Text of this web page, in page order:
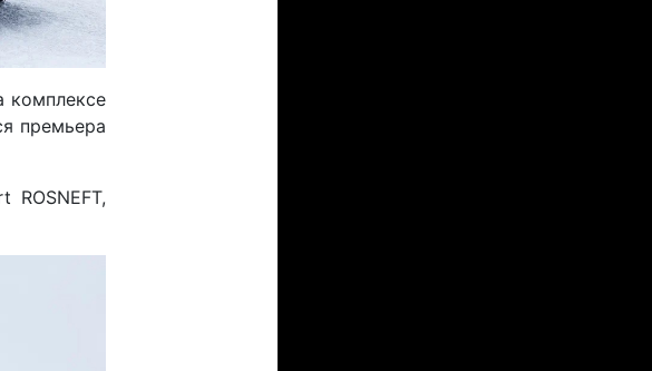
комплексе
премьера